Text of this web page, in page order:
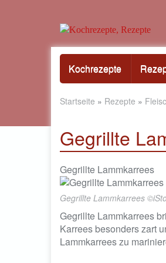
Kochrezepte
Startseite » Rezepte »
Gegrillte
Gegrillte Lammkarrees
Gegrillte Lammkarrees
Gegrillte Lammkarrees
Karrees besonders zart
Lammkarrees zu